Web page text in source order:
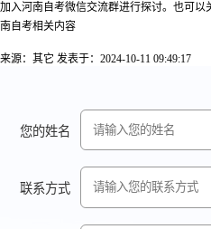
加入河南自考微信交流群进行探讨。也可以
南自考相关内容
来源：其它 发表于：2024-10-11 09:49:17
您的姓名
联系方式